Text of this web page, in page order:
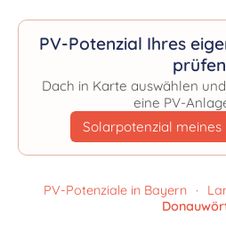
PV-Potenzial Ihres
prüfen
Dach in Karte auswählen
eine PV-
Solarpotenzial meines
PV-Potenziale in Bayern ·